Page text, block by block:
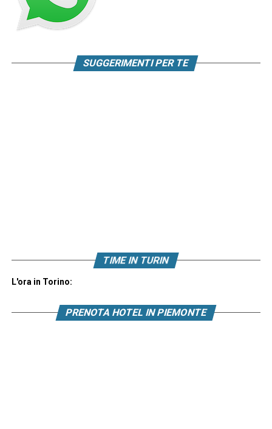
SUGGERIMENTI PER TE
TIME IN TURIN
L'ora in Torino:
PRENOTA HOTEL IN PIEMONTE